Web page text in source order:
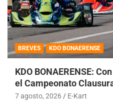
BREVES KDO BONAERENSE
KDO BONAERENSE:
el Campeonato
7 agosto, 2026 E-Kart